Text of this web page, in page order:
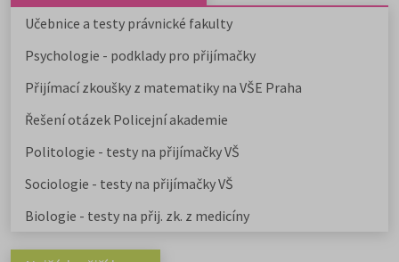
Učebnice a testy právnické fakulty
Psychologie - podklady pro přijímačky
Přijímací zkoušky z matematiky na VŠE Praha
Řešení otázek Policejní akademie
Politologie - testy na přijímačky VŠ
Sociologie - testy na přijímačky VŠ
Biologie - testy na přij. zk. z medicíny